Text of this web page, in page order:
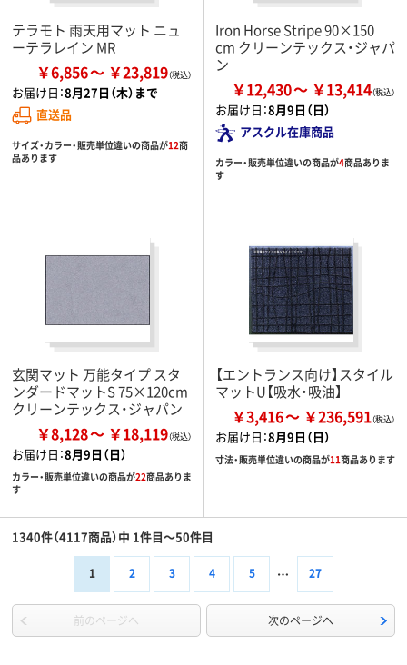
テラモト 雨天用マット ニュ
ーテラレイン MR
￥6,856 ￥23,819
お届け日：8月27日（木）まで
直送品
サイズ・カラー・販売単位違いの商品が12商
品あります
Iron Horse Stripe 90×150
cm クリーンテックス・ジャパ
ン
￥12,430 ￥13,414
お届け日：8月9日（日）
アスクル在庫商品
カラー・販売単位違いの商品が4商品ありま
す
玄関マット 万能タイプ スタ
ンダードマットS 75×120cm
クリーンテックス・ジャパン
￥8,128 ￥18,119
お届け日：8月9日（日）
カラー・販売単位違いの商品が22商品ありま
す
【エントランス向け】スタイル
マットU【吸水・吸油】
￥3,416 ￥236,591
お届け日：8月9日（日）
寸法・販売単位違いの商品が11商品あります
1340件（4117商品）中 1件目～50件目
1 2 3 4 5 27
前のページへ 次のページへ